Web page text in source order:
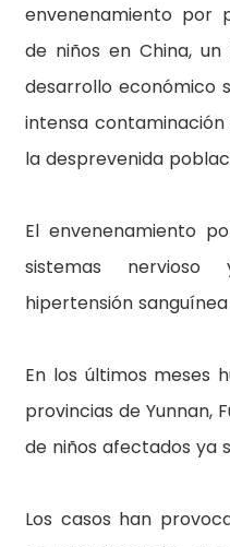
envenenamiento por
de niños en China,
desarrollo económico
intensa
la desprevenida
El envenenamiento
sistemas nervioso
hipertensión
En los últimos meses
provincias de Yunnan,
de niños afectados ya
Los casos han